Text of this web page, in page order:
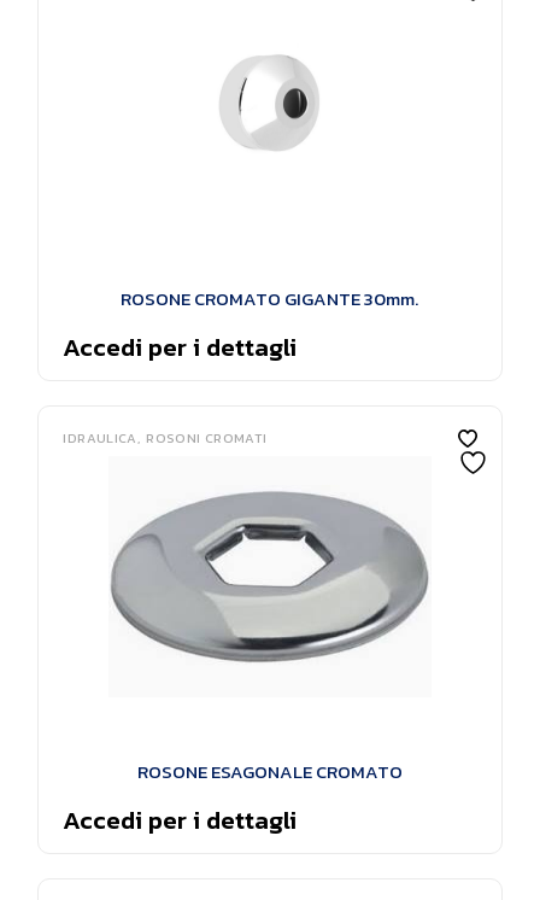
ROSONE CROMATO GIGANTE 30mm.
Accedi per i dettagli
IDRAULICA ROSONI CROMATI
ROSONE ESAGONALE CROMATO
Accedi per i dettagli